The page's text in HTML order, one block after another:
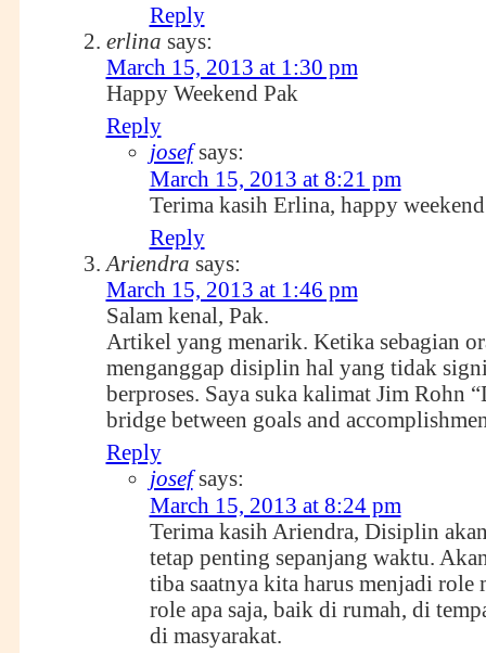
Reply
erlina says:
March 15, 2013 at 1:30 pm
Happy Weekend Pak
Reply
josef says:
March 15, 2013 at 8:21 pm
Terima kasih Erlina, happy
Reply
Ariendra says:
March 15, 2013 at 1:46 pm
Salam kenal, Pak.
Artikel yang menarik. Ketika sebagian
menganggap disiplin hal yang tidak
berproses. Saya suka kalimat Jim Rohn
bridge between goals and
Reply
josef says:
March 15, 2013 at 8:24 pm
Terima kasih Ariendra, Disiplin
tetap penting sepanjang waktu.
tiba saatnya kita harus menjadi role
role apa saja, baik di rumah, di
di masyarakat.